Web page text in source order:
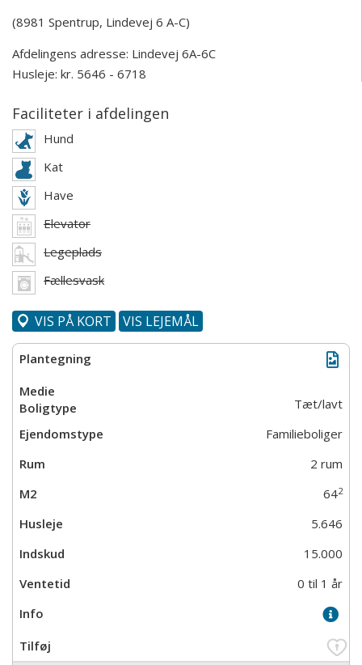
(8981 Spentrup, Lindevej 6 A-C)
Afdelingens adresse: Lindevej 6A-6C
Husleje: kr. 5646 - 6718
Faciliteter i afdelingen
Hund
Kat
Have
Elevator
Legeplads
Fællesvask
VIS PÅ KORT VIS LEJEMÅL
Tæt/lavt
Familieboliger
2 rum
642
5.646
15.000
0 til 1 år